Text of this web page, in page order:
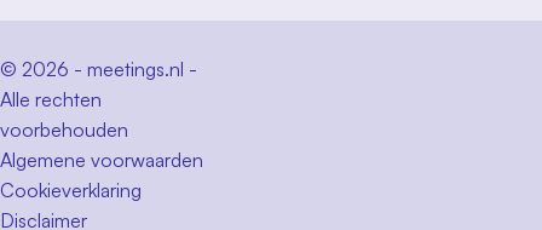
© 2026 - meetings.nl -
Alle rechten
voorbehouden
Algemene voorwaarden
Cookieverklaring
Disclaimer